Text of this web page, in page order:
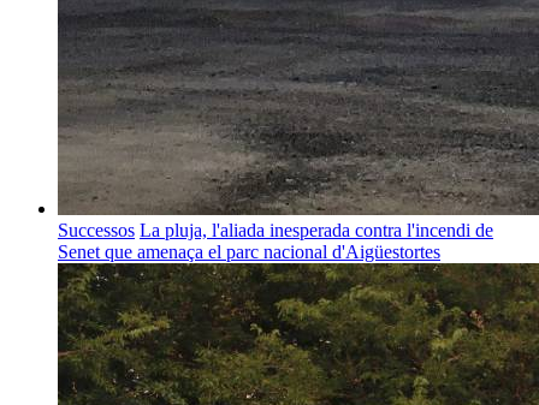
Successos La pluja, l'aliada inesperada contra l'incendi de
Senet que amenaça el parc nacional d'Aigüestortes